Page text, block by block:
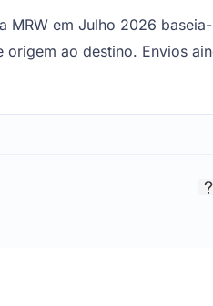
MRW em Julho 2026
ao destino. Envios